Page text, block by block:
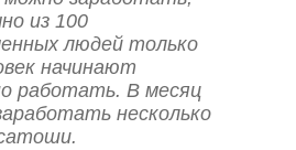
из 100
людей только
начинают
работать. В месяц
несколько